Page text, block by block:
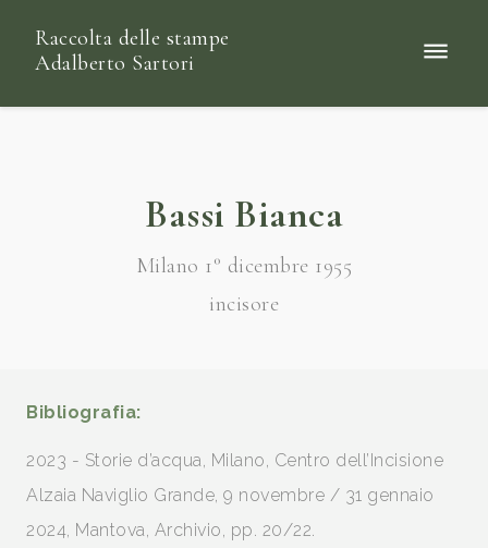
Raccolta delle stampe
Adalberto Sartori
Bassi Bianca
Milano 1° dicembre 1955
incisore
Bibliografia:
2023 - Storie d’acqua, Milano, Centro dell’Incisione
Alzaia Naviglio Grande, 9 novembre / 31 gennaio
2024, Mantova, Archivio, pp. 20/22.